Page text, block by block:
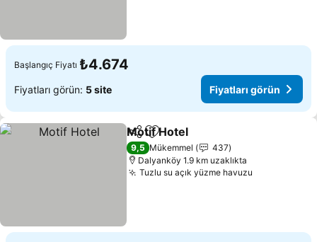
Başlangıç Fiyatı ₺4.674
Fiyatları görün: 5 site Fiyatları görün
PaylaşFavorilerime ekle
Motif Hotel
9,5 Mükemmel
437
Dalyanköy 1.9 km uzaklıkta
Tuzlu su açık yüzme havuzu